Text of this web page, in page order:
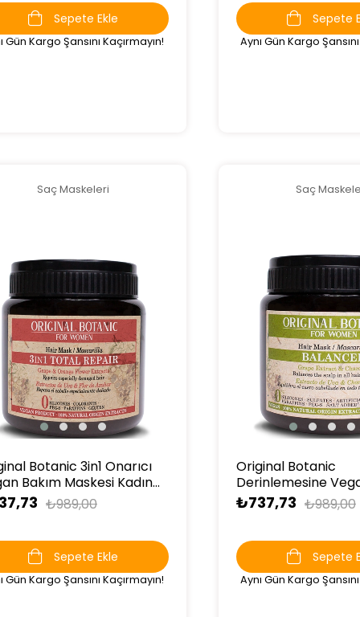
Sepete Ekle
Gün Kargo Şansını Kaçırmayın!
Sepete
Aynı Gün Kargo
Saç Maskeleri
Botanic 3in1 Onarıcı
Bakım Maskesi Kadın
₺989,00
Sepete Ekle
Gün Kargo Şansını Kaçırmayın!
Saç
Original Botanic
Derinlemesine
Temizleme Maskesi
ml
₺737,73 ₺989,00
Sepete
Aynı Gün Kargo